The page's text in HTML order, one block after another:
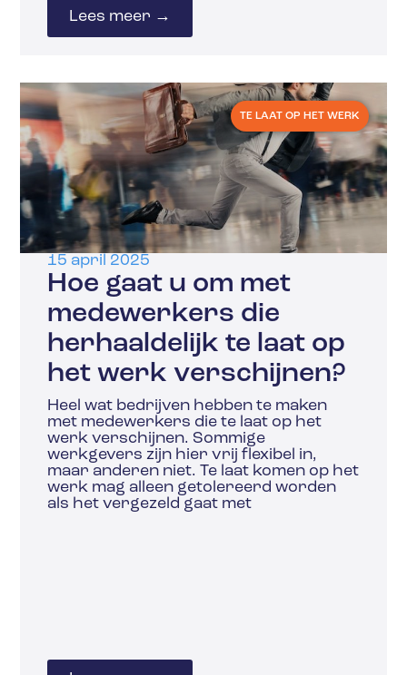
Lees meer →
TE LAAT OP HET WERK
15 april 2025
Hoe gaat u om met
medewerkers die
herhaaldelijk te laat op
het werk verschijnen?
Heel wat bedrijven hebben te maken
met medewerkers die te laat op het
werk verschijnen. Sommige
werkgevers zijn hier vrij flexibel in,
maar anderen niet. Te laat komen op het
werk mag alleen getolereerd worden
als het vergezeld gaat met